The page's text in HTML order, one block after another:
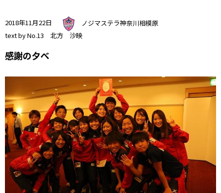
2018年11月22日
ノジマステラ神奈川相模原
text by No.13 北方 沙映
感謝の夕べ